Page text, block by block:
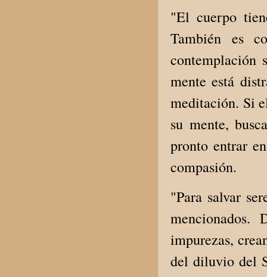
"El cuerpo
También es
contemplación
mente está
meditación. Si
su mente,
pronto entrar
compasión.
"Para salvar
impurezas,
del diluvio del